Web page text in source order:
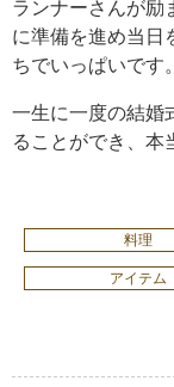
ランナーさんが励
に準備を進め当日
ちでいっぱいです。
一生に一度の結婚
ることができ、本
料理
アイテム